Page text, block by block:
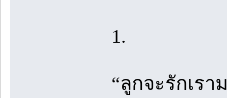
1.
“ลูกจะรักเรา